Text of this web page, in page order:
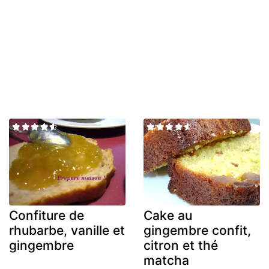
Confiture de
rhubarbe, vanille et
gingembre
Cake au
gingembre confit,
citron et thé
matcha